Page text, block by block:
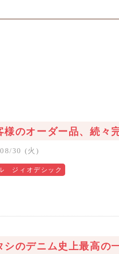
様のオーダー品、続々
30 (火)
ジィオデシック
シのデニム史上最高の